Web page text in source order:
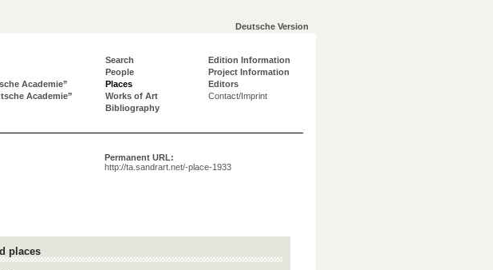
Deutsche Version
Academie”
Academie”
Search
People
Places
Works of Art
Bibliography
Edition Information
Project Information
Editors
Contact/Imprint
Permanent URL:
http://ta.sandrart.net/-place-1933
places